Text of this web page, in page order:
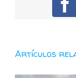
Artículos